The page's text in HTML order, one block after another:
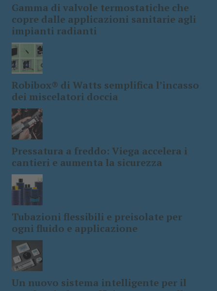
Gamma di valvole termostatiche che
copre dalle applicazioni sanitarie agli
impianti radianti
Robibox® di Watts semplifica l’incasso
dei miscelatori doccia
Pressatura a freddo: Viega accelera i
cantieri e aumenta la sicurezza
Tubazioni flessibili e preisolate per
ogni fluido e applicazione
Un nuovo sistema intelligente per il